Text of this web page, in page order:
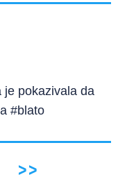
je pokazivala da
#blato